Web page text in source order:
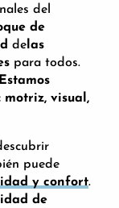
del
de
delas
para todos.
Estamos
motriz, visual,
puede
y confort.
de